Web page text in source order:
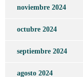
noviembre 2024
octubre 2024
septiembre 2024
agosto 2024